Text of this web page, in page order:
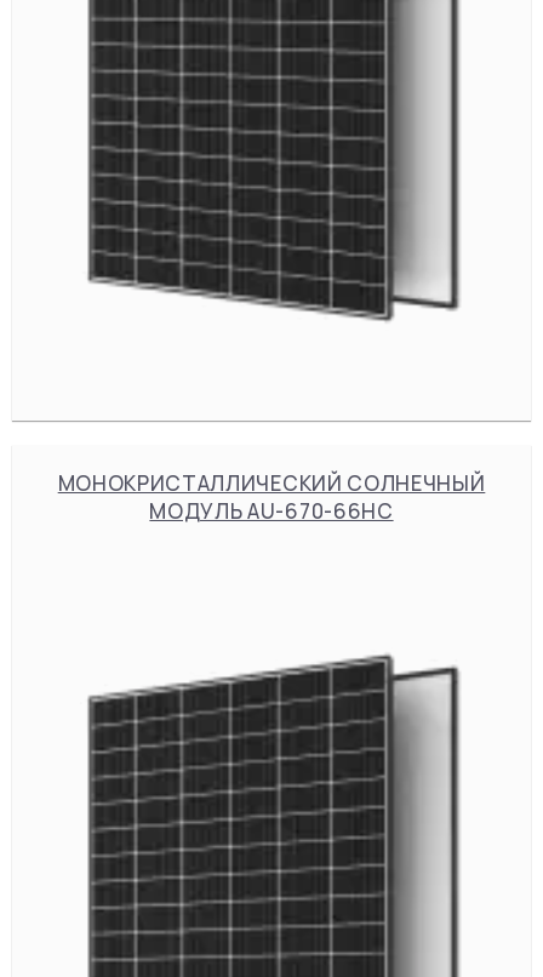
МОНОКРИСТАЛЛИЧЕСКИЙ СОЛНЕЧНЫЙ
МОДУЛЬ AU-670-66HC